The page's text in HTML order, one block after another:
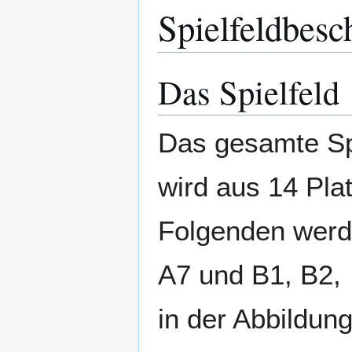
Das Spielfeld
Das gesamte
wird aus 14
Folgenden
A7 und B1,
in der